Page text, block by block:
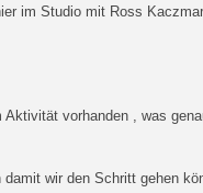
im Studio mit Ross
vorhanden , was
wir den Schritt gehen